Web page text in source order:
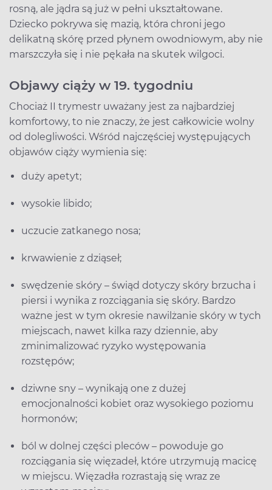
rosną, ale jądra są już w pełni ukształtowane.
Dziecko pokrywa się mazią, która chroni jego
delikatną skórę przed płynem owodniowym, aby nie
marszczyła się i nie pękała na skutek wilgoci.
Objawy ciąży w 19. tygodniu
Chociaż II trymestr uważany jest za najbardziej
komfortowy, to nie znaczy, że jest całkowicie wolny
od dolegliwości. Wśród najczęściej występujących
objawów ciąży wymienia się:
duży apetyt;
wysokie libido;
uczucie zatkanego nosa;
krwawienie z dziąseł;
swędzenie skóry – świąd dotyczy skóry brzucha i
piersi i wynika z rozciągania się skóry. Bardzo
ważne jest w tym okresie nawilżanie skóry w tych
miejscach, nawet kilka razy dziennie, aby
zminimalizować ryzyko występowania
rozstępów;
dziwne sny – wynikają one z dużej
emocjonalności kobiet oraz wysokiego poziomu
hormonów;
ból w dolnej części pleców – powoduje go
rozciągania się więzadeł, które utrzymują macicę
w miejscu. Więzadła rozrastają się wraz ze